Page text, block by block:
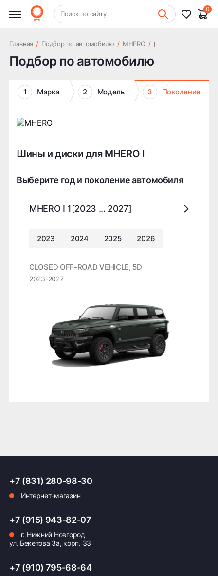
+7 (831) 261-35-35 Шиномонтаж
Поиск по сайту
0
Главная / Подбор по автомобилю / MHERO / I
Подбор по автомобилю
1 Марка 2 Модель 3 Поколение
Шины и диски для MHERO I
Выберите год и поколение автомобиля
MHERO I 1[2023 ... 2027]
2023 2024 2025 2026
CLOSED OFF-ROAD VEHICLE, 5D
2023-2027
+7 (831) 280-98-30
Интернет-магазин
+7 (915) 943-82-07
г. Нижний Новгород
ул. Бекетова 3а, корп. 33
+7 (910) 795-68-64